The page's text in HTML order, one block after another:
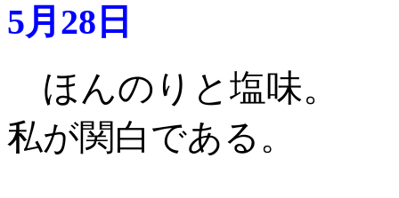
5月28日
ほんのりと塩味。
私が関白である 。